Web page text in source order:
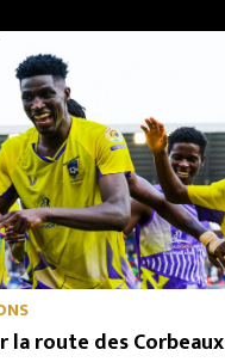
la route des Corbeaux